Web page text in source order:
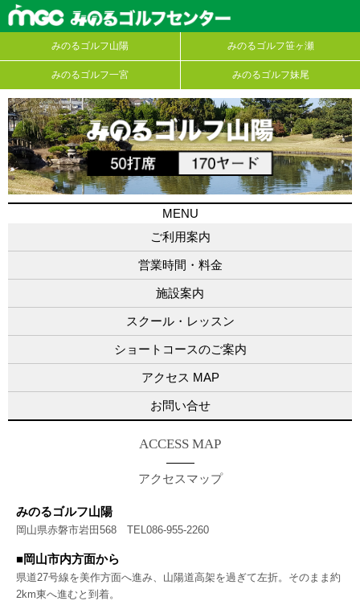
みのるゴルフ山陽 みのるゴルフ笹ヶ瀬
みのるゴルフ一宮 みのるゴルフ妹尾
MENU
ご利用案内
営業時間・料金
施設案内
スクール・レッスン
ショートコースのご案内
アクセス MAP
お問い合せ
ACCESS MAP
アクセスマップ
みのるゴルフ山陽
岡山県赤磐市岩田568 TEL086-955-2260
■岡山市内方面から
県道27号線を美作方面へ進み、山陽道高架を過ぎて左折。そのまま約
2km東へ進むと到着。